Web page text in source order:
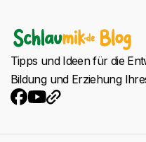
Tipps und Ideen für die
Bildung und Erziehung